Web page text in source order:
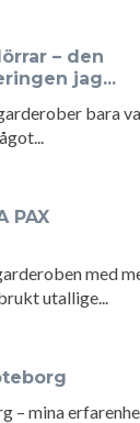
– den
jag...
bara
PAX
med
utallige...
– mina